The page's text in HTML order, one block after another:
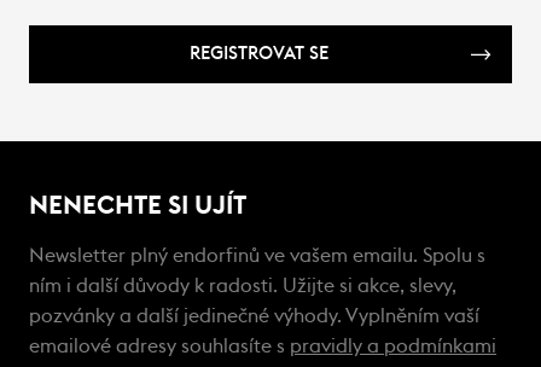
REGISTROVAT SE
NENECHTE SI UJÍT
Newsletter plný endorfinů ve vašem emailu. Spolu s
ním i další důvody k radosti. Užijte si akce, slevy,
pozvánky a další jedinečné výhody. Vyplněním vaší
emailové adresy souhlasíte s pravidly a podmínkami